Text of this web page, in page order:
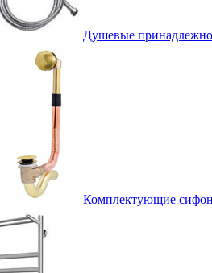
Душевые
Комплектующие